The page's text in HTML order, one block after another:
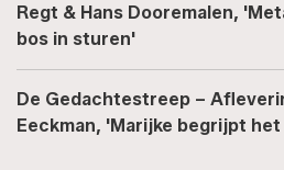
Regt & Hans Dooremalen,
bos in sturen'
De Gedachtestreep –
Eeckman, 'Marijke begrijpt